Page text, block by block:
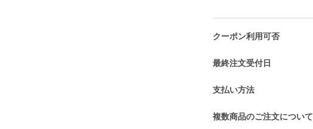
クーポン利用可否
最終注文受付日
支払い方法
複数商品のご注文について